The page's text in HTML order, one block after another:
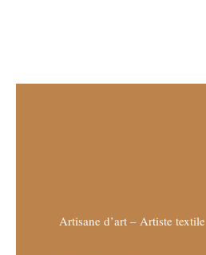
Artisane d’art – Artiste textile